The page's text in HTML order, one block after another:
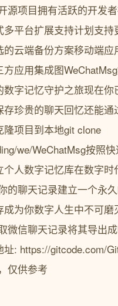
源项目拥有活跃的开发
平台扩展支持计划支
云端备份方案移动端
应用集成图
字记忆守护之旅现在
珍贵的聊天回忆还能
项目到本地git clone
we/WeChatMsg按照
人数字记忆库在数字
的聊天记录建立一个永
为你数字人生中不可
微信聊天记录将其导出
: https://gitcode.com/
仅供参考